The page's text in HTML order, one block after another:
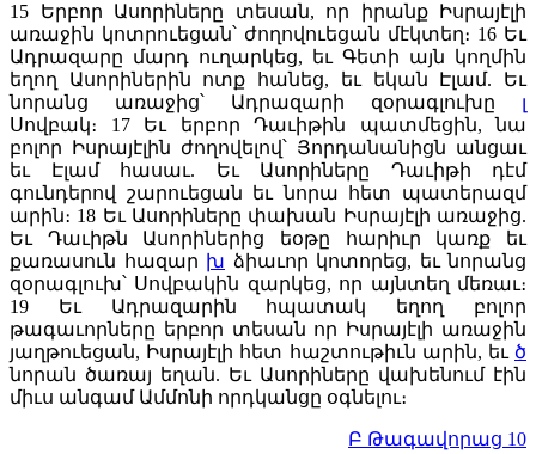
15
Երբոր Ասորիները տեսան, որ իրանք Իսրայէլի
առաջին կոտրուեցան՝ ժողովուեցան մէկտեղ։ 16 Եւ
Ադրազարը մարդ ուղարկեց, եւ Գետի այն կողմին
եղող Ասորիներին ոտք հանեց, եւ եկան Էլամ. Եւ
նորանց առաջից՝ Ադրազարի զօրագլուխը լ
Սովբակ։ 17
Եւ երբոր Դաւիթին պատմեցին, նա
բոլոր Իսրայէլին ժողովելով՝ Յորդանանիցն անցաւ
եւ Էլամ հասաւ. Եւ Ասորիները Դաւիթի դէմ
գունդերով շարուեցան եւ նորա հետ պատերազմ
արին։ 18 Եւ Ասորիները փախան Իսրայէլի առաջից.
Եւ Դաւիթն Ասորիներից եօթը հարիւր կառք եւ
քառասուն հազար խ ձիաւոր կոտորեց, եւ նորանց
զօրագլուխ՝ Սովբակին զարկեց, որ այնտեղ մեռաւ։
19
Եւ Ադրազարին հպատակ եղող բոլոր
թագաւորները երբոր տեսան որ Իսրայէլի առաջին
յաղթուեցան, Իսրայէլի հետ հաշտութիւն արին, եւ ծ
նորան ծառայ եղան. Եւ Ասորիները վախենում էին
միւս անգամ Ամմոնի որդկանցը օգնելու։
Բ Թագավորաց 10